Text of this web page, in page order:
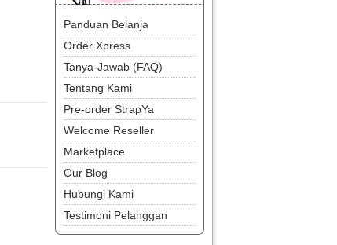
Panduan Belanja
Order Xpress
Tanya-Jawab (FAQ)
Tentang Kami
Pre-order StrapYa
Welcome Reseller
Marketplace
Our Blog
Hubungi Kami
Testimoni Pelanggan